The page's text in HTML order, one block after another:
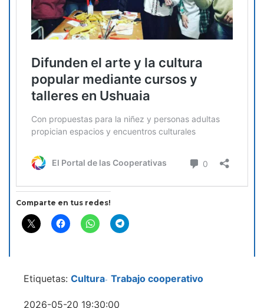
Comparte en tus redes!
Etiquetas: Cultura- Trabajo cooperativo
2026-05-20 19:30:00